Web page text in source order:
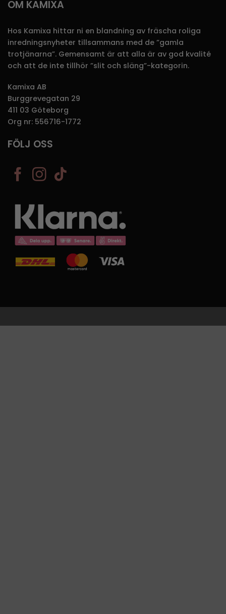
OM KAMIXA
Hos Kamixa hittar ni en blandning av fräscha roliga
inredningsnyheter tillsammans med de ”gamla
trotjänarna”. Gemensamt är att alla är av god kvalité
och att de inte tillhör ”slit och släng”-kategorin.
Kamixa AB
Burggrevegatan 29
411 03 Göteborg
Org nr: 556716-1772
FÖLJ OSS